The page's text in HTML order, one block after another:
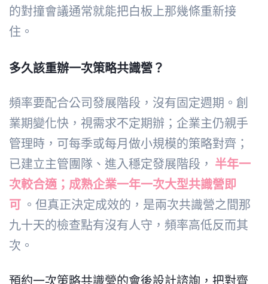
的對撞會議通常就能把白板上那幾條重新接
住。
多久該重辦一次策略共識營？
頻率要配合公司發展階段，沒有固定週期。創
業期變化快，視需求不定期辦；企業主仍親手
管理時，可每季或每月做小規模的策略對齊；
已建立主管團隊、進入穩定發展階段， 半年一
次較合適；成熟企業一年一次大型共識營即
可 。但真正決定成效的，是兩次共識營之間那
九十天的檢查點有沒有人守，頻率高低反而其
次。
預約一次策略共識營的會後設計諮詢，把對齊